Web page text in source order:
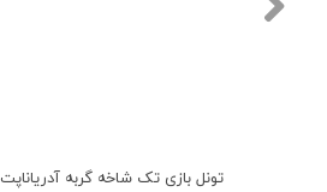
تونل بازی تک شاخه گربه آدریاناپت